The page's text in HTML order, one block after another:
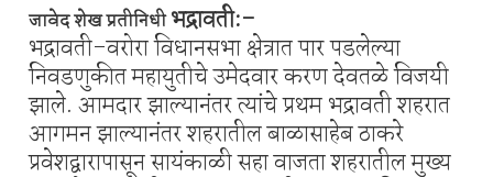
जावेद शेख प्रतीनिधीभद्रावती:-
भद्रावती-वरोरा विधानसभा क्षेत्रात पार पडलेल्या
निवडणुकीत महायुतीचे उमेदवार करण देवतळे विजयी
झाले. आमदार झाल्यानंतर त्यांचे प्रथम भद्रावती शहरात
आगमन झाल्यानंतर शहरातील बाळासाहेब ठाकरे
प्रवेशद्वारापासून सायंकाळी सहा वाजता शहरातील मुख्य